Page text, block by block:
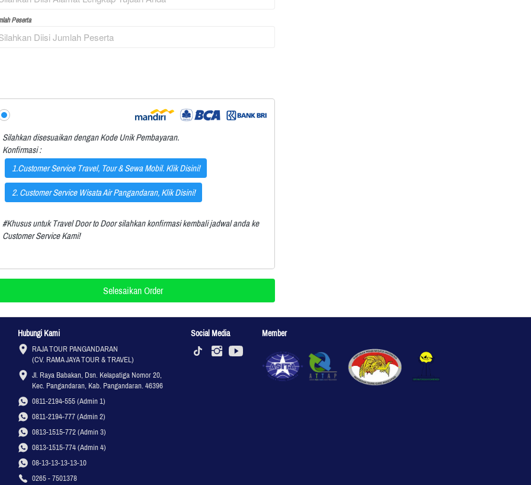
Peserta
Silahkan disesuaikan dengan Kode Unik Pembayaran.
Konfirmasi :
1.Customer Service Travel, Tour & Sewa Mobil. Klik Disini!
2. Customer Service Wisata Air Pangandaran, Klik Disini!
#Khusus untuk Travel Door to Door silahkan konfirmasi kembali jadwal anda ke
Customer Service Kami!
`Selesaikan Order
Hubungi Kami
RAJA TOUR PANGANDARAN
(CV. RAMA JAYA TOUR & TRAVEL)
Jl. Raya Babakan, Dsn. Kelapatiga Nomor 20,
Kec. Pangandaran, Kab. Pangandaran. 46396
0811-2194-555 (Admin 1)
0811-2194-777 (Admin 2)
0813-1515-772 (Admin 3)
0813-1515-774 (Admin 4)
08-13-13-13-13-10
0265 - 7501378
Social Media Member